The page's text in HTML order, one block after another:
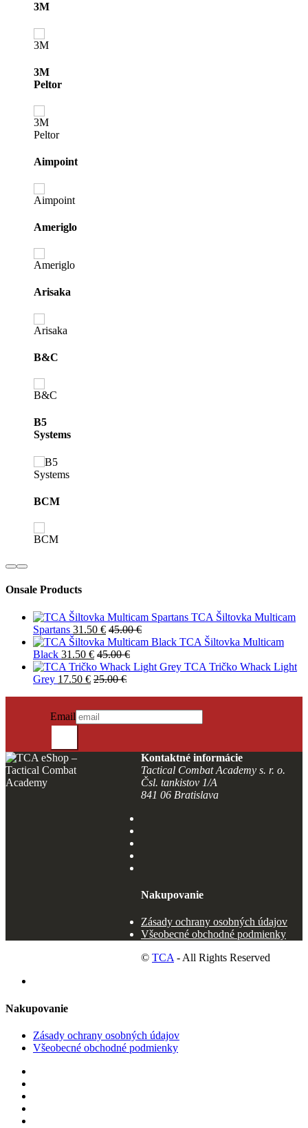
3M
3M
Peltor
Aimpoint
Ameriglo
Arisaka
B&C
B5
Systems
BCM
Onsale Products
TCA Šiltovka Multicam
Spartans 31.50 € 45.00€
TCA Šiltovka Multicam
Black 31.50 € 45.00€
TCA Tričko Whack Light
Grey 17.50 € 25.00€
Email
Kontaktné informácie
Tactical Combat Academy s. r. o.
Čsl. tankistov 1/A
841 06 Bratislava
Nakupovanie
Zásady ochrany osobných údajov
Všeobecné obchodné podmienky
© TCA - All Rights Reserved
Nakupovanie
Zásady ochrany osobných údajov
Všeobecné obchodné podmienky